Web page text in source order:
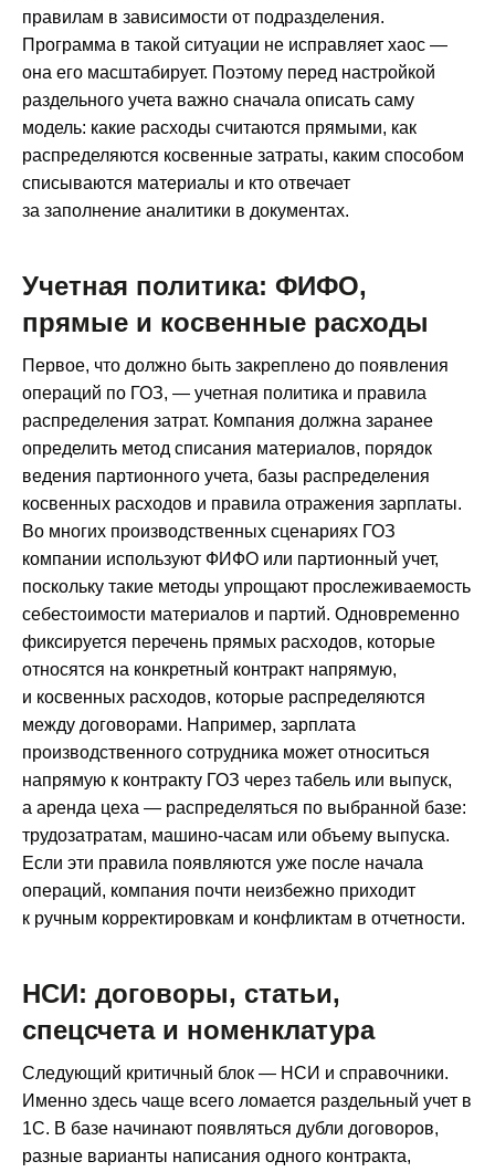
правилам в зависимости от подразделения.
Программа в такой ситуации не исправляет хаос —
она его масштабирует. Поэтому перед настройкой
раздельного учета важно сначала описать саму
модель: какие расходы считаются прямыми, как
распределяются косвенные затраты, каким способом
списываются материалы и кто отвечает
за заполнение аналитики в документах.
Учетная политика: ФИФО,
прямые и косвенные расходы
Первое, что должно быть закреплено до появления
операций по ГОЗ, — учетная политика и правила
распределения затрат. Компания должна заранее
определить метод списания материалов, порядок
ведения партионного учета, базы распределения
косвенных расходов и правила отражения зарплаты.
Во многих производственных сценариях ГОЗ
компании используют ФИФО или партионный учет,
поскольку такие методы упрощают прослеживаемость
себестоимости материалов и партий. Одновременно
фиксируется перечень прямых расходов, которые
относятся на конкретный контракт напрямую,
и косвенных расходов, которые распределяются
между договорами. Например, зарплата
производственного сотрудника может относиться
напрямую к контракту ГОЗ через табель или выпуск,
а аренда цеха — распределяться по выбранной базе:
трудозатратам, машино-часам или объему выпуска.
Если эти правила появляются уже после начала
операций, компания почти неизбежно приходит
к ручным корректировкам и конфликтам в отчетности.
НСИ: договоры, статьи,
спецсчета и номенклатура
Следующий критичный блок — НСИ и справочники.
Именно здесь чаще всего ломается раздельный учет в
1С. В базе начинают появляться дубли договоров,
разные варианты написания одного контракта,